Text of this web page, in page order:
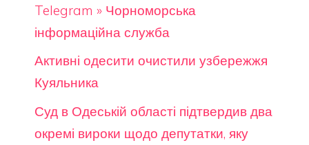
Telegram » Чорноморська
інформаційна служба
Активні одесити очистили узбережжя
Куяльника
Суд в Одеській області підтвердив два
окремі вироки щодо депутатки, яку